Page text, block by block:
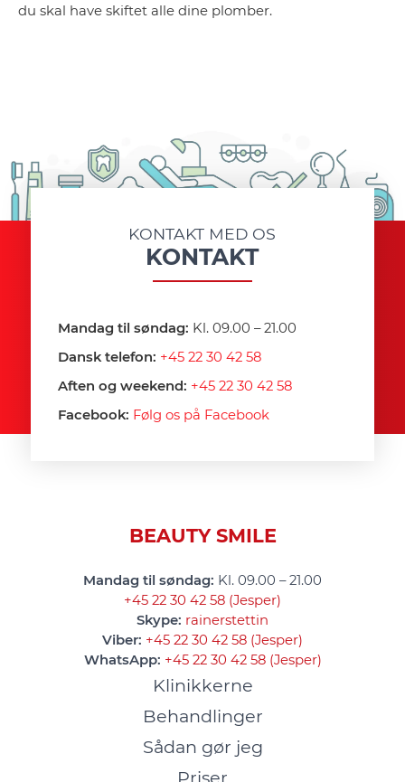
du skal have skiftet alle dine plomber.
KONTAKT MED OS
KONTAKT
Mandag til søndag: Kl. 09.00 – 21.00
Dansk telefon: +45 22 30 42 58
Aften og weekend: +45 22 30 42 58
Facebook: Følg os på Facebook
BEAUTY SMILE
Mandag til søndag: Kl. 09.00 – 21.00
+45 22 30 42 58 (Jesper)
Skype: rainerstettin
Viber: +45 22 30 42 58 (Jesper)
WhatsApp: +45 22 30 42 58 (Jesper)
Klinikkerne
Behandlinger
Sådan gør jeg
Priser